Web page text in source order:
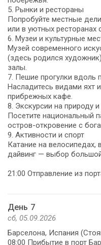
5. Рынки и рестораны
Попробуйте местные
или в уютных ресторанах
6. Музеи и культурные
Музей современного
(здесь родился
залы.
7. Пешие прогулки вдоль
Насладитесь видами яхт
прибрежных кафе.
8. Экскурсии на природу
Посетите национальный
остров-откровение с
9. Активности и спорт
Катание на велосипедах,
дайвинг — выбор
21:00 Отправление из
День 7
сб, 05.09.2026
Барселона, Испания
08:00 Прибытие в порт